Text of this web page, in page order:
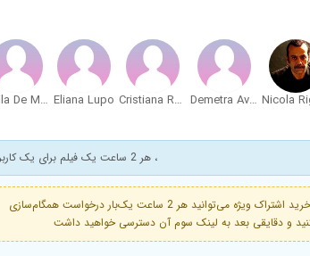
Demetra Avincola
Cristiana Raggi
Eliana Lupo
Dalila De Marco
، هر 2 ساعت یک فیلم برای یک کاربر ویژه
فعال است. با خرید اشتراک ویژه می‌توانید هر 2 ساعت یک‌بار درخواست همگام‌سازی